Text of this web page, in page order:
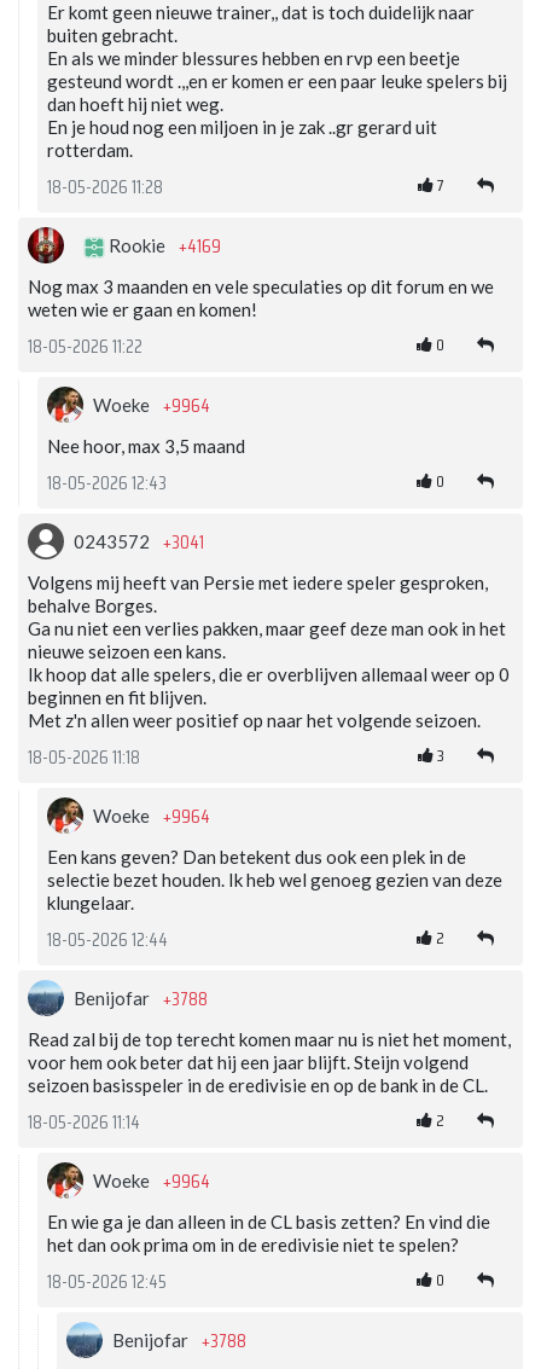
Er komt geen nieuwe trainer,, dat is toch duidelijk naar
buiten gebracht.
En als we minder blessures hebben en rvp een beetje
gesteund wordt .,,en er komen er een paar leuke spelers bij
dan hoeft hij niet weg.
En je houd nog een miljoen in je zak ..gr gerard uit
rotterdam.
18-05-2026 11:28 7
Rookie +4169
Nog max 3 maanden en vele speculaties op dit forum en we
weten wie er gaan en komen!
18-05-2026 11:22 0
Woeke +9964
Nee hoor, max 3,5 maand
18-05-2026 12:43 0
0243572 +3041
Volgens mij heeft van Persie met iedere speler gesproken,
behalve Borges.
Ga nu niet een verlies pakken, maar geef deze man ook in het
nieuwe seizoen een kans.
Ik hoop dat alle spelers, die er overblijven allemaal weer op 0
beginnen en fit blijven.
Met z'n allen weer positief op naar het volgende seizoen.
18-05-2026 11:18 3
Woeke +9964
Een kans geven? Dan betekent dus ook een plek in de
selectie bezet houden. Ik heb wel genoeg gezien van deze
klungelaar.
18-05-2026 12:44 2
Benijofar +3788
Read zal bij de top terecht komen maar nu is niet het moment,
voor hem ook beter dat hij een jaar blijft. Steijn volgend
seizoen basisspeler in de eredivisie en op de bank in de CL.
18-05-2026 11:14 2
Woeke +9964
En wie ga je dan alleen in de CL basis zetten? En vind die
het dan ook prima om in de eredivisie niet te spelen?
18-05-2026 12:45 0
Benijofar +3788